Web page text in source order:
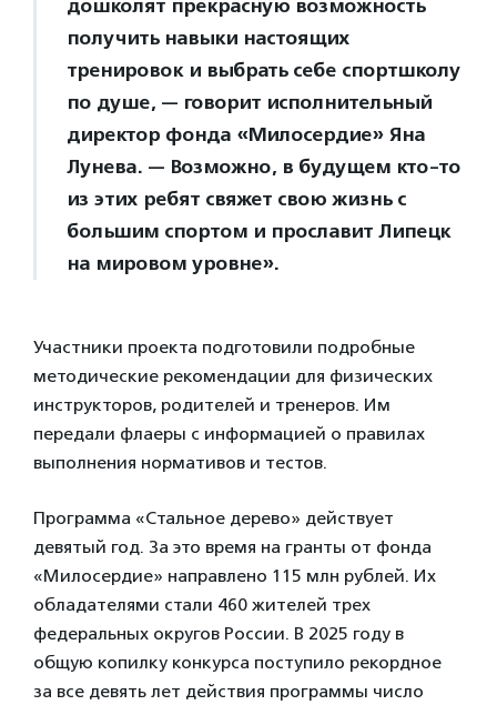
дошколят прекрасную возможность
получить навыки настоящих
тренировок и выбрать себе спортшколу
по душе, — говорит исполнительный
директор фонда «Милосердие» Яна
Лунева. — Возможно, в будущем кто-то
из этих ребят свяжет свою жизнь с
большим спортом и прославит Липецк
на мировом уровне».
Участники проекта подготовили подробные
методические рекомендации для физических
инструкторов, родителей и тренеров. Им
передали флаеры с информацией о правилах
выполнения нормативов и тестов.
Программа «Стальное дерево» действует
девятый год. За это время на гранты от фонда
«Милосердие» направлено 115 млн рублей. Их
обладателями стали 460 жителей трех
федеральных округов России. В 2025 году в
общую копилку конкурса поступило рекордное
за все девять лет действия программы число